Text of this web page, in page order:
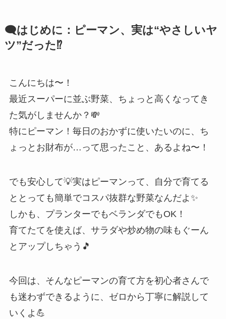
🗨️はじめに：ピーマン、実は“やさしいヤ
ツ”だった⁉️
こんにちは〜！
最近スーパーに並ぶ野菜、ちょっと高くなってき
た気がしませんか？💸
特にピーマン！毎日のおかずに使いたいのに、ち
ょっとお財布が…って思ったこと、あるよね〜！
でも安心して💡実はピーマンって、自分で育てる
ととっても簡単でコスパ抜群な野菜なんだよ✨
しかも、プランターでもベランダでもOK！
育てたてを使えば、サラダや炒め物の味もぐーん
とアップしちゃう🎵
今回は、そんなピーマンの育て方を初心者さんで
も迷わずできるように、ゼロから丁寧に解説して
いくよ💪